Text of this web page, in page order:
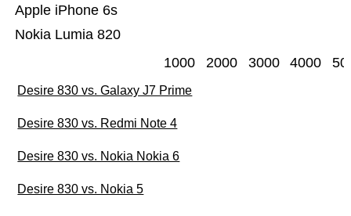
Nokia Lumia 820
Apple iPhone 6s
1000 2000 3000 4000
Desire 830 vs. Galaxy J7 Prime
Desire 830 vs. Redmi Note 4
Desire 830 vs. Nokia Nokia 6
Desire 830 vs. Nokia 5